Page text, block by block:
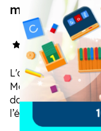
même coder,
5/5(1
L'application
Montessori, qui
dans
l’écriture, des
créatives. Pour